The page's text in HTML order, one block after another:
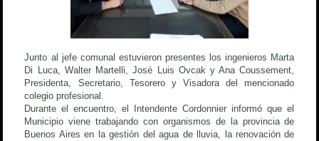
Junto al jefe comunal estuvieron presentes los ingenieros Marta
Di Luca, Walter Martelli, José Luis Ovcak y Ana Coussement,
Presidenta, Secretario, Tesorero y Visadora del mencionado
colegio profesional.
Durante el encuentro, el Intendente Cordonnier informó que el
Municipio viene trabajando con organismos de la provincia de
Buenos Aires en la gestión del agua de lluvia, la renovación de